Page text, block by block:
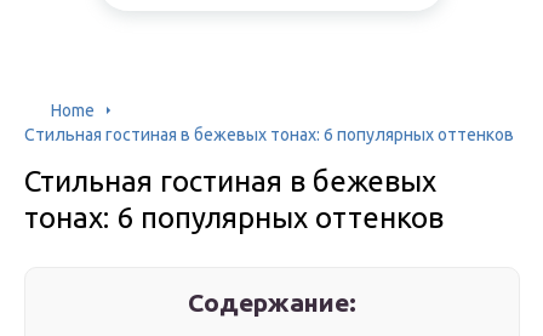
Home
Стильная гостиная в бежевых тонах: 6 популярных оттенков
Стильная гостиная в бежевых
тонах: 6 популярных оттенков
Содержание: